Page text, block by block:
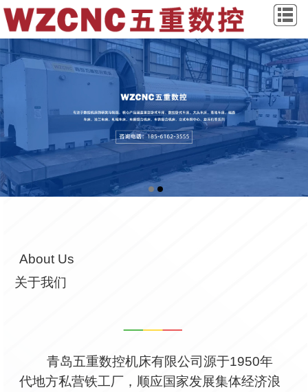
关于我们
青岛五重数控机床有限公司源于1950年
代地方私营铁工厂，顺应国家发展集体经济浪
About Us